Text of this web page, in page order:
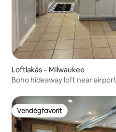
Loftlakás – Milwaukee
Boho hideaway loft near airport
Vendégfavorit
Vendégfavorit